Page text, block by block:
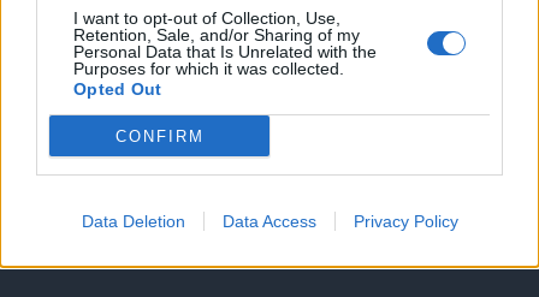
I want to opt-out of Collection, Use,
Retention, Sale, and/or Sharing of my
Personal Data that Is Unrelated with the
Purposes for which it was collected.
Opted Out
CONFIRM
Data Deletion Data Access Privacy Policy
Κέντρο Βοήθειας
Υπηρεσίες υποψηφίων